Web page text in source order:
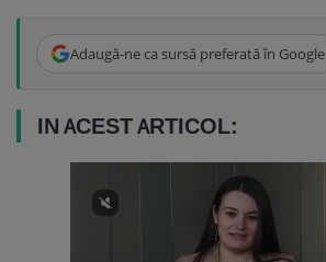
Adaugă-ne ca sursă preferată în Google
IN ACEST ARTICOL: